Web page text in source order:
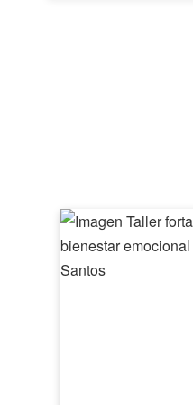
Taller
fortalece
la